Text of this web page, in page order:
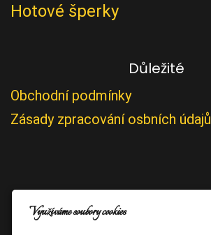
Hotové šperky
Důležité
Obchodní podmínky
Zásady zpracování osbních údajů
Využíváme soubory cookies